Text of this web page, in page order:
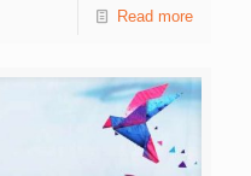
the pandemic, to have
In view of that, we
Read more